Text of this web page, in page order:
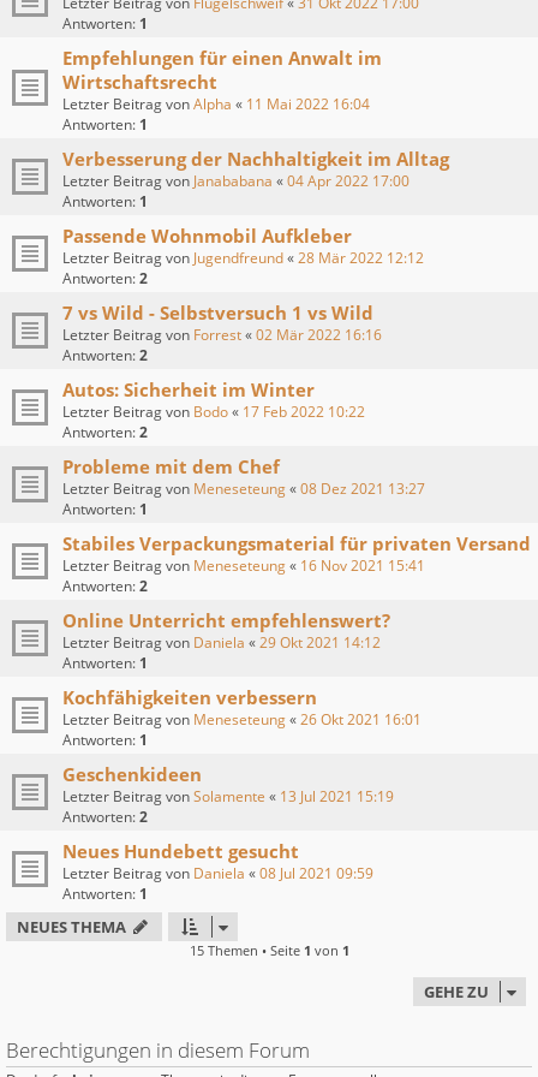
Antworten: 1
Empfehlungen für einen Anwalt im
Wirtschaftsrecht
Letzter Beitrag vonAlpha « 11 Mai 2022 16:04
Antworten: 1
Verbesserung der Nachhaltigkeit im Alltag
Letzter Beitrag von Janababana «04 Apr 2022 17:00
Antworten: 1
Passende Wohnmobil Aufkleber
Letzter Beitrag vonJugendfreund«28 Mär 2022 12:12
Antworten:2
7 vs Wild - Selbstversuch 1 vs Wild
Letzter Beitrag von Forrest«02 Mär 2022 16:16
Antworten:2
Autos: Sicherheit im Winter
Letzter Beitrag von Bodo« 17 Feb 2022 10:22
Antworten:2
Probleme mit dem Chef
Letzter Beitrag von Meneseteung«08 Dez 2021 13:27
Antworten: 1
Stabiles Verpackungsmaterial für privaten Versand
Letzter Beitrag von Meneseteung« 16 Nov 2021 15:41
Antworten:2
Online Unterricht empfehlenswert?
Letzter Beitrag von Daniela «29 Okt 2021 14:12
Antworten: 1
Kochfähigkeiten verbessern
Letzter Beitrag von Meneseteung«26 Okt 2021 16:01
Antworten: 1
Geschenkideen
Letzter Beitrag vonSolamente « 13 Jul 2021 15:19
Antworten:2
Neues Hundebett gesucht
Letzter Beitrag von Daniela «08 Jul 2021 09:59
Antworten: 1
NEUES THEMA
15 Themen • Seite 1 von 1
GEHE ZU
Berechtigungen in diesem Forum